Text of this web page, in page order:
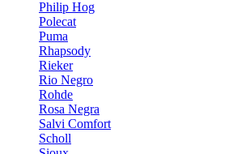
Philip Hog
Polecat
Puma
Rhapsody
Rieker
Rio Negro
Rohde
Rosa Negra
Salvi Comfort
Scholl